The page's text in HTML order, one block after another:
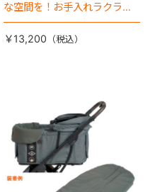
な空間を！お手入れラクラク
な「ファンマット」が登場！
￥13,200